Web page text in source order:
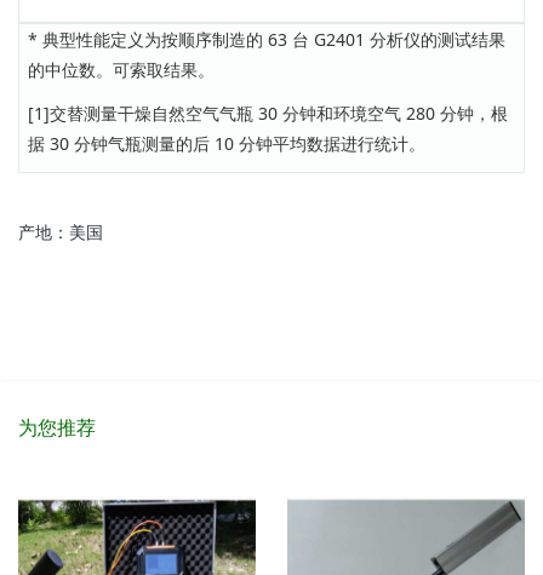
* 典型性能定义为按顺序制造的 63 台 G2401 分析仪的测试结果
的中位数。可索取结果。
[1]交替测量干燥自然空气气瓶 30 分钟和环境空气 280 分钟，根
据 30 分钟气瓶测量的后 10 分钟平均数据进行统计。
产地：美国
为您推荐